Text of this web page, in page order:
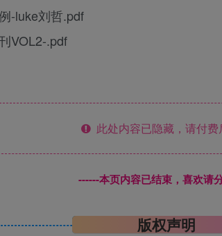
luke刘哲.pdf
VOL2-.pdf
此处内容已隐藏，请付费
------本页内容已结束，喜欢请
版权声明